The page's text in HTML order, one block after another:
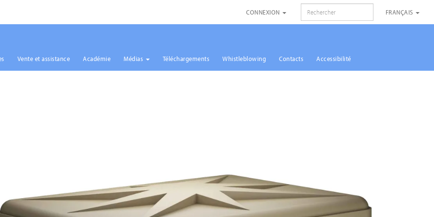
CONNEXION FRANÇAIS
Vente et assistance Académie Médias Téléchargements Whistleblowing Contacts Accessibilité